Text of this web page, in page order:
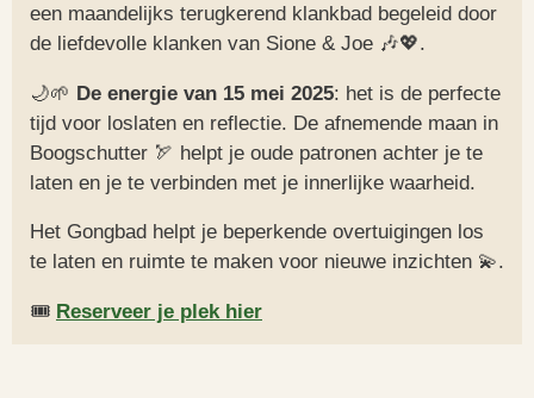
een maandelijks terugkerend klankbad begeleid door
de liefdevolle klanken van Sione & Joe 🎶💖.
🌙🌱 De energie van 15 mei 2025: het is de perfecte
tijd voor loslaten en reflectie. De afnemende maan in
Boogschutter 🏹 helpt je oude patronen achter je te
laten en je te verbinden met je innerlijke waarheid.
Het Gongbad helpt je beperkende overtuigingen los
te laten en ruimte te maken voor nieuwe inzichten 💫.
🎟️ Reserveer je plek hier